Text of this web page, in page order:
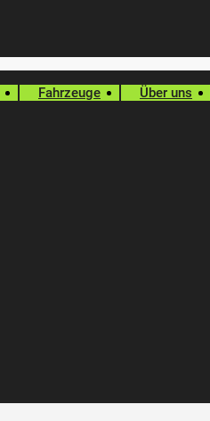
Fahrzeuge Über uns